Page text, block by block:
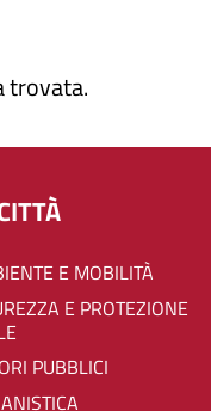
trovata.
E MOBILITÀ
PUBBLICI